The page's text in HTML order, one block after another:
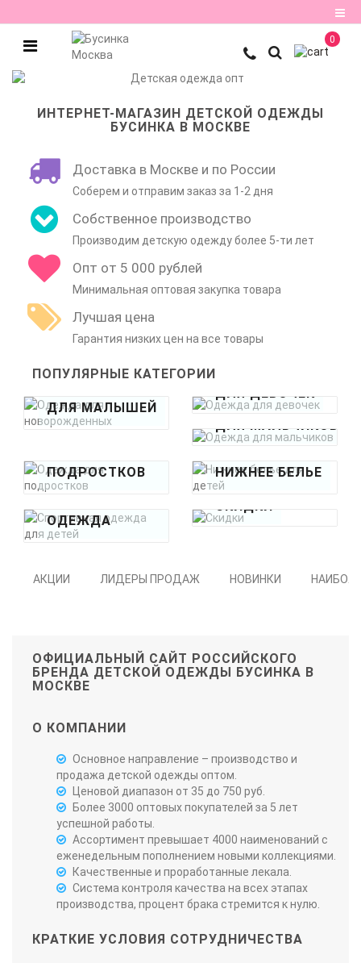
Регистрация
0
ИНТЕРНЕТ-МАГАЗИН ДЕТСКОЙ ОДЕЖДЫ
БУСИНКА В МОСКВЕ
Доставка в Москве и по России
Соберем и отправим заказ за 1-2 дня
Собственное производство
Производим детскую одежду более 5-ти лет
Опт от 5 000 рублей
Минимальная оптовая закупка товара
Лучшая цена
Гарантия низких цен на все товары
ПОПУЛЯРНЫЕ КАТЕГОРИИ
ДЛЯ МАЛЫШЕЙ
ДЛЯ ДЕВОЧЕК
ДЛЯ МАЛЬЧИКОВ
ПОДРОСТКОВ
НИЖНЕЕ БЕЛЬЕ
ОДЕЖДА
СКИДКИ
АКЦИИ ЛИДЕРЫ ПРОДАЖ НОВИНКИ
ОФИЦИАЛЬНЫЙ САЙТ РОССИЙСКОГО
БРЕНДА ДЕТСКОЙ ОДЕЖДЫ БУСИНКА В
МОСКВЕ
О КОМПАНИИ
Основное направление – производство и
продажа детской одежды оптом.
Ценовой диапазон от 35 до 750 руб.
Более 3000 оптовых покупателей за 5 лет
успешной работы.
Ассортимент превышает 4000 наименований с
еженедельным пополнением новыми коллекциями.
Качественные и проработанные лекала.
Система контроля качества на всех этапах
производства, процент брака стремится к нулю.
КРАТКИЕ УСЛОВИЯ СОТРУДНИЧЕСТВА